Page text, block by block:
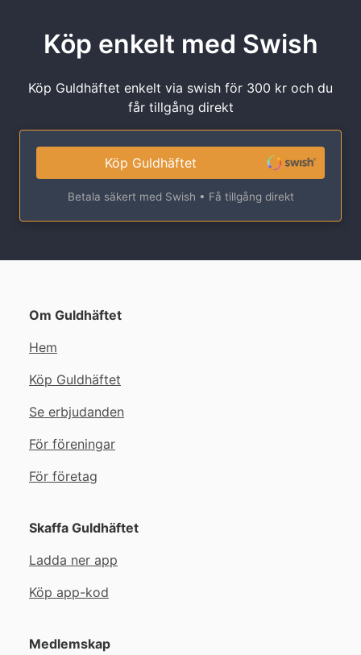
Köp enkelt med Swish
Köp Guldhäftet enkelt via swish för 300 kr och du
får tillgång direkt
Köp Guldhäftet
Betala säkert med Swish • Få tillgång direkt
Om Guldhäftet
Hem
Köp Guldhäftet
Se erbjudanden
För föreningar
För företag
Skaffa Guldhäftet
Ladda ner app
Köp app-kod
Medlemskap